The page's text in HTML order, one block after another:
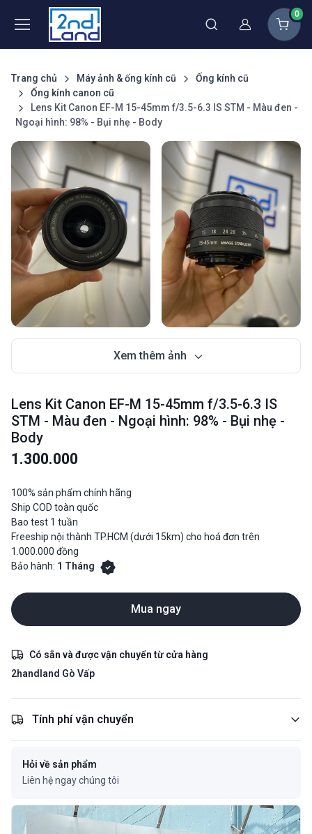
Thành viên
0
Trang chủ Máy ảnh & ống kính cũ
Ống kính cũ
Ống kính canon cũ
Lens Kit Canon EF-M 15-45mm f/3.5-6.3 IS STM - Màu đen -
Ngoại hình: 98% - Bụi nhẹ - Body
Xem thêm ảnh
Lens Kit Canon EF-M 15-45mm f/3.5-6.3 IS
STM - Màu đen - Ngoại hình: 98% - Bụi nhẹ -
Body
1.300.000
100% sản phẩm chính hãng
Ship COD toàn quốc
Bao test 1 tuần
Freeship nội thành TP.HCM (dưới 15km) cho hoá đơn trên
1.000.000 đồng
Bảo hành: 1 Tháng
Mua ngay
Có sẵn và được vận chuyển từ cửa hàng
2handland Gò Vấp
Tính phí vận chuyển
Hỏi về sản phẩm
Liên hệ ngay chúng tôi